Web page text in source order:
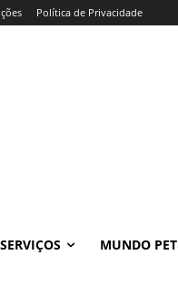
Política de Privacidade
SERVIÇOS MUNDO PET